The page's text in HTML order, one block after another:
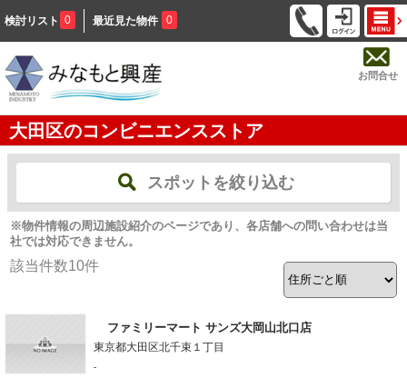
検討リスト 0 最近見た物件 0
お問合せ
大田区のコンビニエンスストア
スポットを絞り込む
※物件情報の周辺施設紹介のページであり、各店舗への問い合わせは当
社では対応できません。
該当件数10件
ファミリーマート サンズ大岡山北口店
東京都大田区北千束１丁目
-